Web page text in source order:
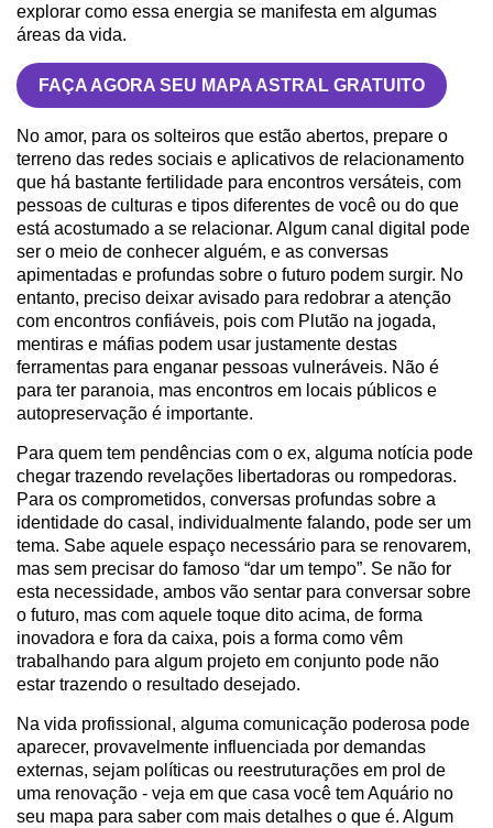
explorar como essa energia se manifesta em algumas
áreas da vida.
FAÇA AGORA SEU MAPA ASTRAL GRATUITO
No amor, para os solteiros que estão abertos, prepare o
terreno das redes sociais e aplicativos de relacionamento
que há bastante fertilidade para encontros versáteis, com
pessoas de culturas e tipos diferentes de você ou do que
está acostumado a se relacionar. Algum canal digital pode
ser o meio de conhecer alguém, e as conversas
apimentadas e profundas sobre o futuro podem surgir. No
entanto, preciso deixar avisado para redobrar a atenção
com encontros confiáveis, pois com Plutão na jogada,
mentiras e máfias podem usar justamente destas
ferramentas para enganar pessoas vulneráveis. Não é
para ter paranoia, mas encontros em locais públicos e
autopreservação é importante.
Para quem tem pendências com o ex, alguma notícia pode
chegar trazendo revelações libertadoras ou rompedoras.
Para os comprometidos, conversas profundas sobre a
identidade do casal, individualmente falando, pode ser um
tema. Sabe aquele espaço necessário para se renovarem,
mas sem precisar do famoso “dar um tempo”. Se não for
esta necessidade, ambos vão sentar para conversar sobre
o futuro, mas com aquele toque dito acima, de forma
inovadora e fora da caixa, pois a forma como vêm
trabalhando para algum projeto em conjunto pode não
estar trazendo o resultado desejado.
Na vida profissional, alguma comunicação poderosa pode
aparecer, provavelmente influenciada por demandas
externas, sejam políticas ou reestruturações em prol de
uma renovação - veja em que casa você tem Aquário no
seu mapa para saber com mais detalhes o que é. Algum